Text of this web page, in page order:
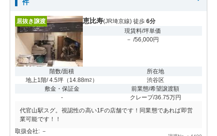
件
居抜き譲渡 恵比寿(JR埼京線) 徒歩 6分
現賃料/坪単価
－ /56,000円
階数/面積
地上1階/ 4.5坪 （ 14.88m2 ）
所在地
渋谷区
敷金・保証金
-
前業態/希望譲渡額
クレープ/36.75万円
代官山駅スグ。視認性の高い1Fの店舗です！同業態であれば即営
業可能です！！
取扱会社: －